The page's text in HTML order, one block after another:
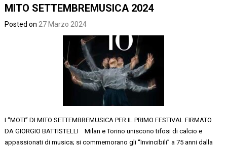
MITO SETTEMBREMUSICA 2024
Posted on 27 Marzo 2024
I “MOTI” DI MITO SETTEMBREMUSICA PER IL PRIMO FESTIVAL FIRMATO
DA GIORGIO BATTISTELLI Milan e Torino uniscono tifosi di calcio e
appassionati di musica; si commemorano gli “Invincibili” a 75 anni dalla